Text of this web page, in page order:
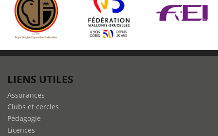
LIENS UTILES
Assurances
Clubs et cercles
Pédagogie
Licences